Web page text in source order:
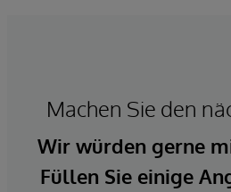
Machen Sie den
Wir würden gerne
Füllen Sie einige